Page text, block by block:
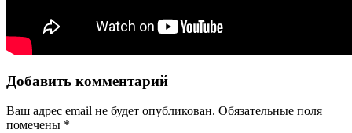
Добавить комментарий
Ваш адрес email не будет опубликован. Обязательные поля
помечены *